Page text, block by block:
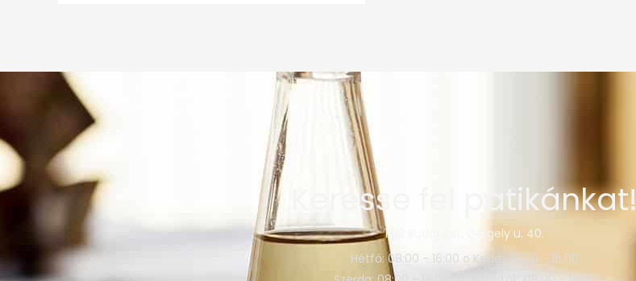
Keresse fel patikánkat!
1103 Budapest, Gergely u. 40.
Hétfő: 08:00 - 16:00 o Kedd: 08:00 - 16:00